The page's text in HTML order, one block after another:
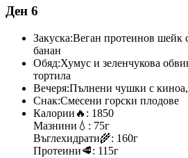
Ден 6
Закуска:Веган протеинов шейк
банан
Обяд:Хумус и зеленчукова
тортила
Вечеря:Пълнени чушки с
Снак:Смесени горски плодове
Калории 🔥: 1850
Мазнини 💧: 75г
Въглехидрати🌾: 160г
Протеини🥩: 115г